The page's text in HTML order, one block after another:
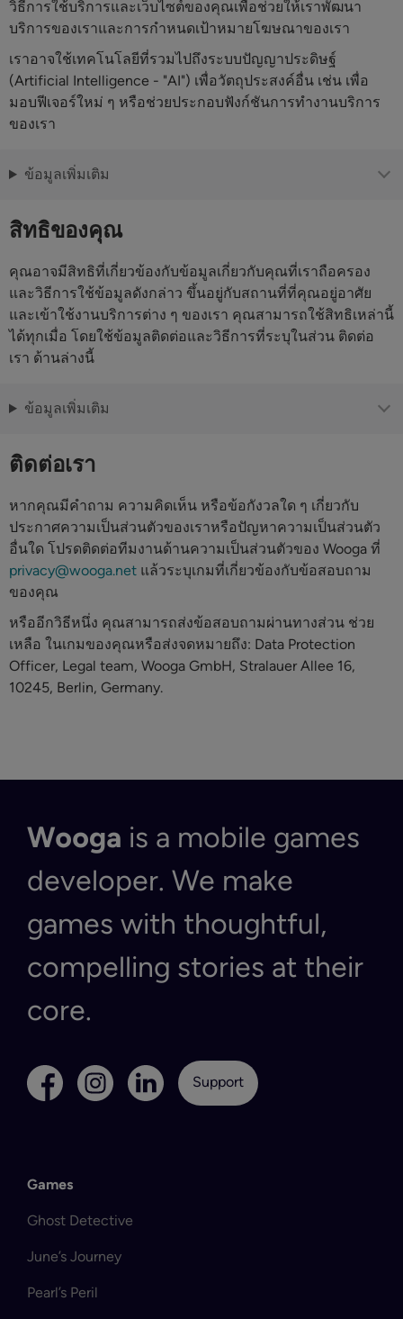
วิธีการใช้บริการและเว็บไซต์ของคุณเพื่อช่วยให้เราพัฒนา
บริการของเราและการกำหนดเป้าหมายโฆษณาของเรา
เราอาจใช้เทคโนโลยีที่รวมไปถึงระบบปัญญาประดิษฐ์
(Artificial Intelligence - "AI") เพื่อวัตถุประสงค์อื่น เช่น เพื่อ
มอบฟีเจอร์ใหม่ ๆ หรือช่วยประกอบฟังก์ชันการทำงานบริการ
ของเรา
ข้อมูลเพิ่มเติม
สิทธิของคุณ
คุณอาจมีสิทธิที่เกี่ยวข้องกับข้อมูลเกี่ยวกับคุณที่เราถือครอง
และวิธีการใช้ข้อมูลดังกล่าว ขึ้นอยู่กับสถานที่ที่คุณอยู่อาศัย
และเข้าใช้งานบริการต่าง ๆ ของเรา คุณสามารถใช้สิทธิเหล่านี้
ได้ทุกเมื่อ โดยใช้ข้อมูลติดต่อและวิธีการที่ระบุในส่วน ติดต่อ
เรา ด้านล่างนี้
ข้อมูลเพิ่มเติม
ติดต่อเรา
หากคุณมีคำถาม ความคิดเห็น หรือข้อกังวลใด ๆ เกี่ยวกับ
ประกาศความเป็นส่วนตัวของเราหรือปัญหาความเป็นส่วนตัว
อื่นใด โปรดติดต่อทีมงานด้านความเป็นส่วนตัวของ Wooga ที่
privacy@wooga.net แล้วระบุเกมที่เกี่ยวข้องกับข้อสอบถาม
ของคุณ
หรืออีกวิธีหนึ่ง คุณสามารถส่งข้อสอบถามผ่านทางส่วน ช่วย
เหลือ ในเกมของคุณหรือส่งจดหมายถึง: Data Protection
Officer, Legal team, Wooga GmbH, Stralauer Allee 16,
10245, Berlin, Germany.
Games
Ghost Detective
June’s Journey
Pearl’s Peril
Wooga is a mobile games
developer. We make
games with thoughtful,
compelling stories at their
core.
Support